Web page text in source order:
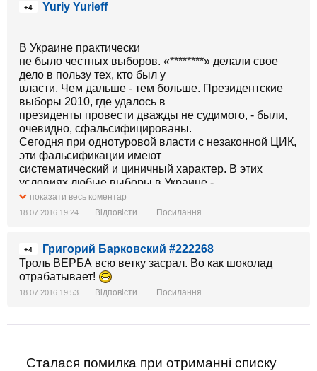
+4 Yuriy Yurieff
В Украине практически
не было честных выборов. «********» делали свое
дело в пользу тех, кто был у
власти. Чем дальше - тем больше. Президентские
выборы 2010, где удалось в
президенты провести дважды не судимого, - были,
очевидно, сфальсифицированы.
Сегодня при однотуровой власти с незаконной ЦИК,
эти фальсификации имеют
систематический и циничный характер. В этих
условиях любые выборы в Украине -
фарс и обман.
показати весь коментар
18.07.2016 19:24 Відповісти Посилання
+4
Григорий Барковский #222268
Троль ВЕРБА всю ветку засрал. Во как шоколад
отрабатывает!
18.07.2016 19:53 Відповісти Посилання
Сталася помилка при отриманні списку